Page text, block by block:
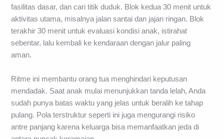
fasilitas dasar, dan cari titik duduk. Blok kedua 30 menit untuk
aktivitas utama, misalnya jalan santai dan jajan ringan. Blok
terakhir 30 menit untuk evaluasi kondisi anak, istirahat
sebentar, lalu kembali ke kendaraan dengan jalur paling
aman.
Ritme ini membantu orang tua menghindari keputusan
mendadak. Saat anak mulai menunjukkan tanda lelah, Anda
sudah punya batas waktu yang jelas untuk beralih ke tahap
pulang. Pola terstruktur seperti ini juga mengurangi risiko
antre panjang karena keluarga bisa memanfaatkan jeda di